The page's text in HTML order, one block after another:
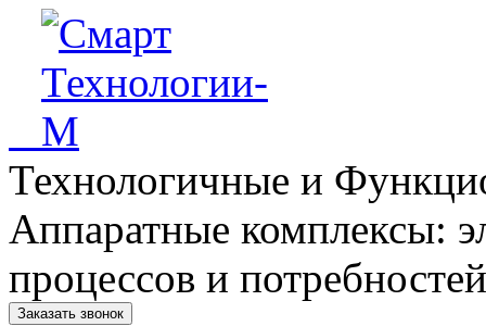
Технологичные и
Аппаратные комплексы:
процессов и
Заказать звонок